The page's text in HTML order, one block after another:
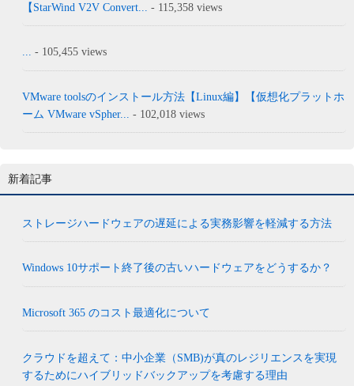
【StarWind V2V Convert...
- 115,358 views
... - 105,455 views
VMware toolsのインストール方法【Linux編】【仮想化プラットホ
ーム VMware vSpher...
- 102,018 views
新着記事
ストレージハードウェアの遅延による実務影響を軽減する方法
Windows 10サポート終了後の古いハードウェアをどうするか？
Microsoft 365 のコスト最適化について
クラウドを超えて：中小企業（SMB)が真のレジリエンスを実現
するためにハイブリッドバックアップを考慮する理由